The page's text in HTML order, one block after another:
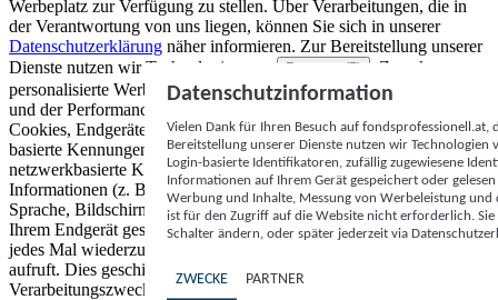
Werbeplatz zur Verfügung zu stellen. Über Verarbeitungen, die in
der Verantwortung von uns liegen, können Sie sich in unserer
Datenschutzerklärung näher informieren. Zur Bereitstellung unserer
Dienste nutzen wir Technologien von
Partnern (5)
. Zwecke:
personalisierte Werbung und Inhalte, Messung von Werbeleistung
und der Performance von Inhalten sowie Zielgruppenforschung.
Cookies, Endgeräte- oder ähnliche Online-Kennungen (z. B. login-
basierte Kennungen, zufällig generierte Kennungen,
netzwerkbasierte Kennungen) können zusammen mit anderen
Informationen (z. B. Browsertyp und Browserinformationen,
Sprache, Bildschirmgröße, unterstützte Technologien usw.) auf
Ihrem Endgerät gespeichert oder von dort ausgelesen werden, um es
jedes Mal wiederzuerkennen, wenn es eine App oder einer Webseite
aufruft. Dies geschieht für einen oder mehrere der hier aufgeführten
Verarbeitungszwecke.
Datenschutzinformation
Vielen Dank für Ihren Besuch auf
Bereitstellung unserer Dienste nutzen wir Technologien
Login-basierte Identifikatoren, zufällig zugewiesene
Informationen auf Ihrem Gerät gespeichert oder
Werbung und Inhalte, Messung von Werbeleistung
ist für den Zugriff auf die Website nicht erforderlich.
Schalter ändern, oder später jederzeit via
ZWECKE PARTNER